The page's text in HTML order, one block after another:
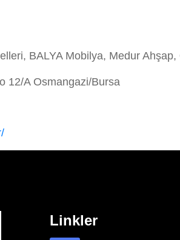
BALYA Mobilya, Medur
12/A Osmangazi/Bursa
Linkler